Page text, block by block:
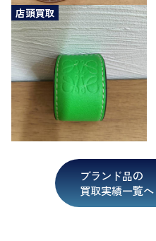
店頭買取
ブランド品の
買取実績一覧へ